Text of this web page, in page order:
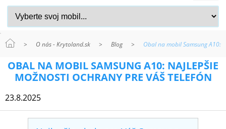
A
NA
MOBIL
OBAL NA MOBIL SAMSUNG A10: NAJLEPŠIE
MOŽNOSTI OCHRANY PRE VÁŠ TELEFÓN
23.8.2025
> O nás - Krytoland.sk > Blog > Obal na mobil Samsung A10: